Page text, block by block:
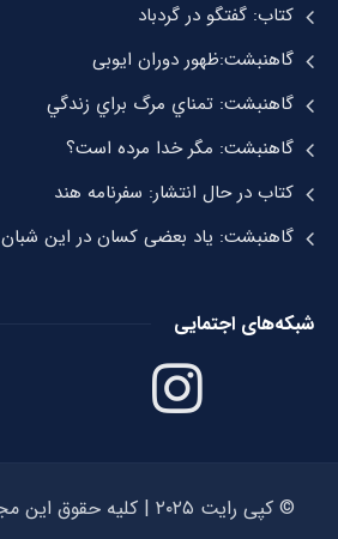
کتاب: گفتگو در گردباد
گاهنبشت:ظهور دوران ايوبی
گاهنبشت: تمناي مرگ براي زندگي
گاهنبشت: مگر خدا مرده است؟
کتاب در حال انتشار: سفرنامه هند
گاهنبشت: یاد بعضی کسان در این شبان
شبکه‌های اجتمایی
© کپی رایت ۲۰۲۵ | کلیه حقوق این مجموعه محفوظ است.